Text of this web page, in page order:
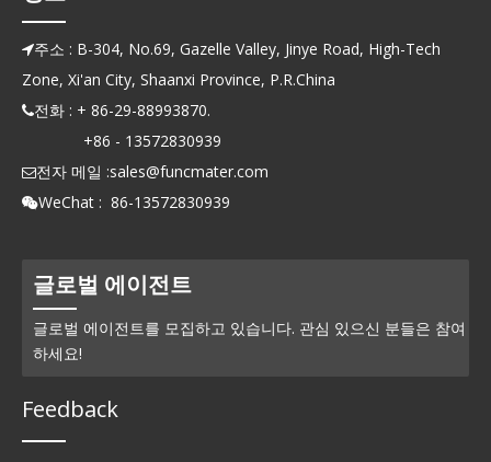
주소 : B-304, No.69, Gazelle Valley, Jinye Road, High-Tech
Zone, Xi'an City, Shaanxi Province, P.R.China
전화 : + 86-29-88993870.
+86 - 13572830939
전자 메일 :sales@funcmater.com
WeChat : 86-13572830939
글로벌 에이전트
글로벌 에이전트를 모집하고 있습니다. 관심 있으신 분들은 참여
하세요!
Feedback